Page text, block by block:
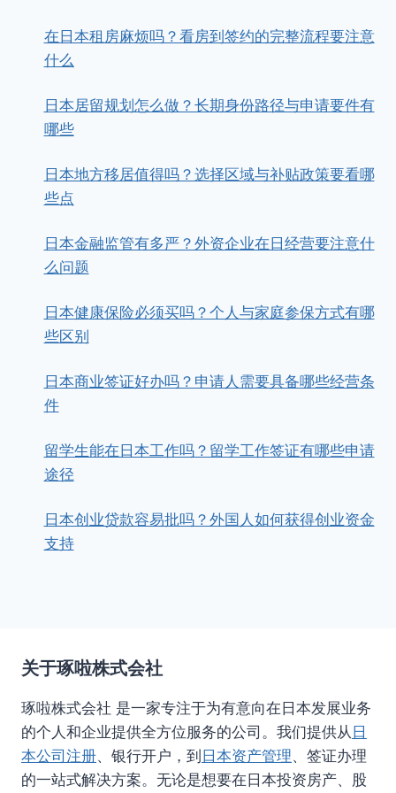
在日本租房麻烦吗？看房到签约的完整流程要注意
什么
日本居留规划怎么做？长期身份路径与申请要件有
哪些
日本地方移居值得吗？选择区域与补贴政策要看哪
些点
日本金融监管有多严？外资企业在日经营要注意什
么问题
日本健康保险必须买吗？个人与家庭参保方式有哪
些区别
日本商业签证好办吗？申请人需要具备哪些经营条
件
留学生能在日本工作吗？留学工作签证有哪些申请
途径
日本创业贷款容易批吗？外国人如何获得创业资金
支持
关于琢啦株式会社
琢啦株式会社 是一家专注于为有意向在日本发展业务
的个人和企业提供全方位服务的公司。我们提供从 日
本公司注册、银行开户，到日本资产管理、签证办理
的一站式解决方案。无论是想要在日本投资房产、股